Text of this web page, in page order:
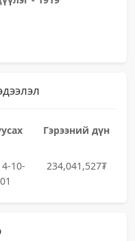
Гэрээний дүн
10-
01
234,041,527₮